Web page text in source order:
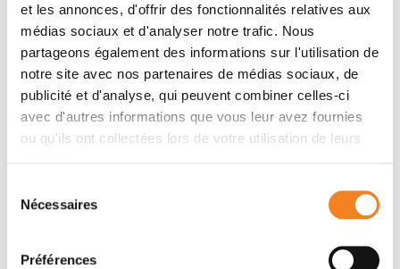
et les annonces, d'offrir des fonctionnalités relatives aux
médias sociaux et d'analyser notre trafic. Nous
partageons également des informations sur l'utilisation de
notre site avec nos partenaires de médias sociaux, de
publicité et d'analyse, qui peuvent combiner celles-ci
avec d'autres informations que vous leur avez fournies
ou qu'ils ont collectées lors de votre utilisation de leurs
Nécessaires
Préférences
Contact PIERRE GRAFF
Contact me by phone or by filling in the form below
Message